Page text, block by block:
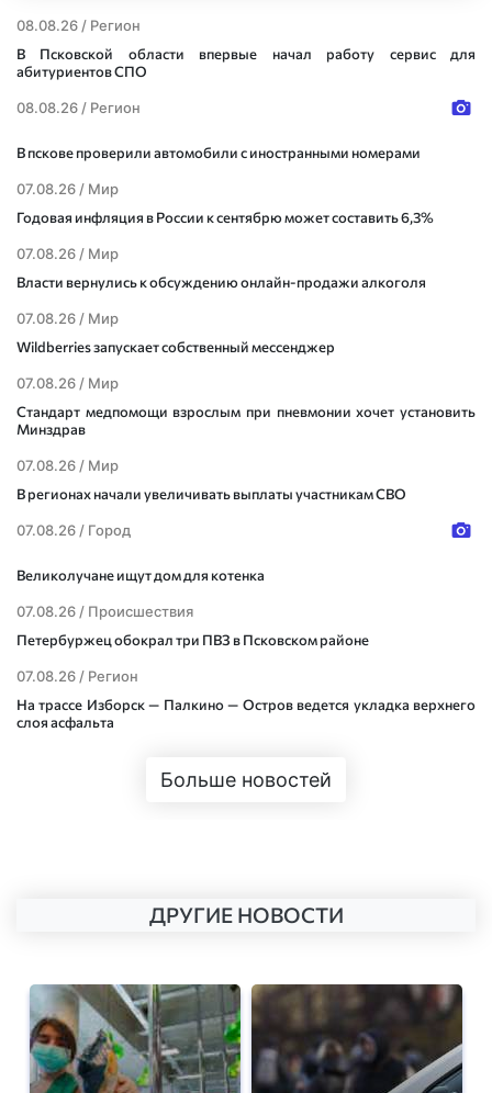
08.08.26 / Регион
В Псковской области впервые начал работу сервис для
абитуриентов СПО
08.08.26 / Регион
В пскове проверили автомобили с иностранными номерами
07.08.26 / Мир
Годовая инфляция в России к сентябрю может составить 6,3%
07.08.26 / Мир
Власти вернулись к обсуждению онлайн-продажи алкоголя
07.08.26 / Мир
Wildberries запускает собственный мессенджер
07.08.26 / Мир
Стандарт медпомощи взрослым при пневмонии хочет установить
Минздрав
07.08.26 / Мир
В регионах начали увеличивать выплаты участникам СВО
07.08.26 / Город
Великолучане ищут дом для котенка
07.08.26 / Происшествия
Петербуржец обокрал три ПВЗ в Псковском районе
07.08.26 / Регион
На трассе Изборск — Палкино — Остров ведется укладка верхнего
слоя асфальта
Больше новостей
ДРУГИЕ НОВОСТИ